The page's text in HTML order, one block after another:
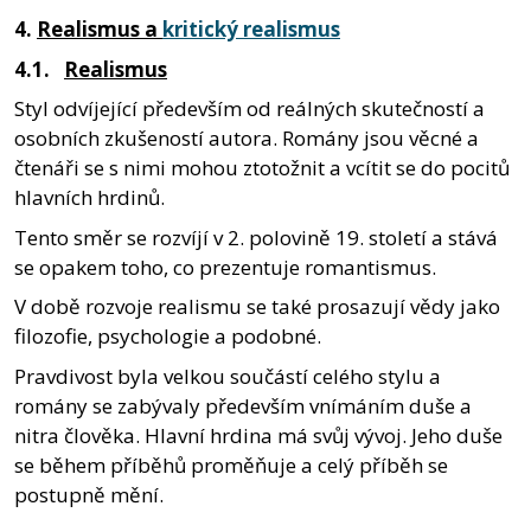
4. Realismus a kritický realismus
4.1. Realismus
Styl odvíjející především od reálných skutečností a
osobních zkušeností autora. Romány jsou věcné a
čtenáři se s nimi mohou ztotožnit a vcítit se do pocitů
hlavních hrdinů.
Tento směr se rozvíjí v 2. polovině 19. století a stává
se opakem toho, co prezentuje romantismus.
V době rozvoje realismu se také prosazují vědy jako
filozofie, psychologie a podobné.
Pravdivost byla velkou součástí celého stylu a
romány se zabývaly především vnímáním duše a
nitra člověka. Hlavní hrdina má svůj vývoj. Jeho duše
se během příběhů proměňuje a celý příběh se
postupně mění.